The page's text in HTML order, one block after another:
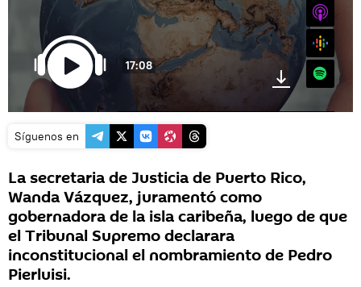
17:08
iTunes
Google
Spotify
Síguenos en
La secretaria de Justicia de Puerto Rico,
Wanda Vázquez, juramentó como
gobernadora de la isla caribeña, luego de que
el Tribunal Supremo declarara
inconstitucional el nombramiento de Pedro
Pierluisi.